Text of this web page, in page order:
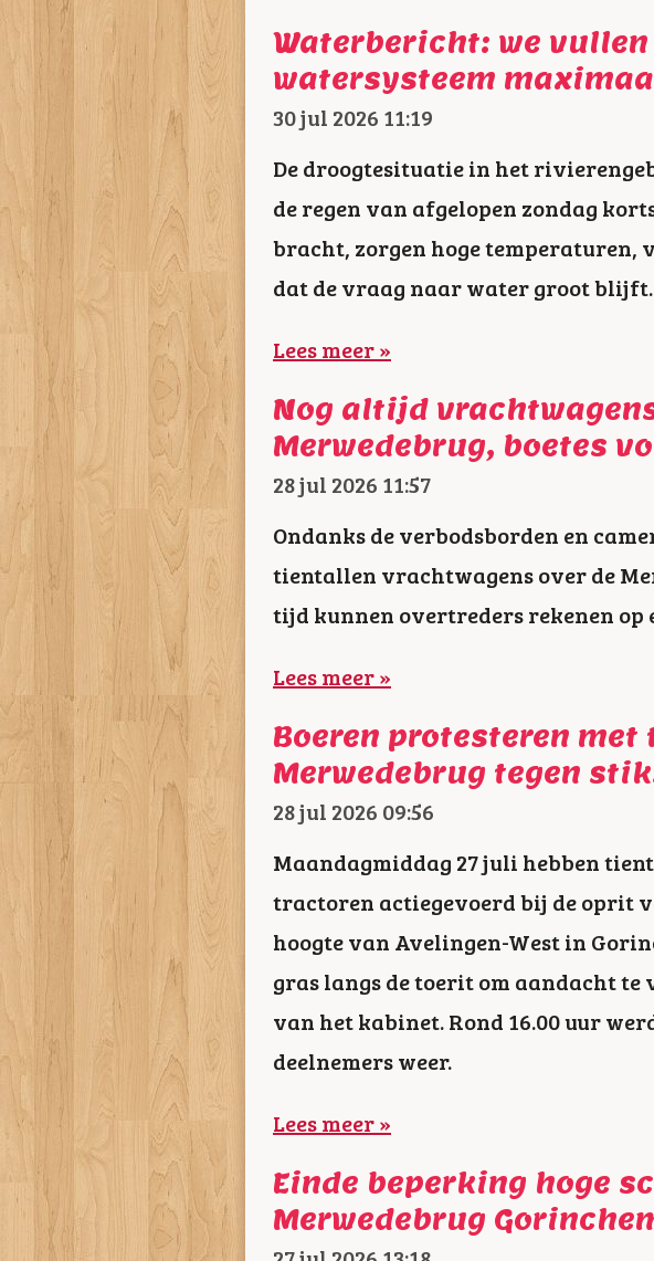
Waterbericht: we
watersysteem
30 jul 2026 11:19
De droogtesituatie in het
de regen van afgelopen zondag
bracht, zorgen hoge
dat de vraag naar water groot blijft.
Lees meer »
Nog altijd
Merwedebrug, boetes
28 jul 2026 11:57
Ondanks de verbodsborden en
tientallen vrachtwagens over de
tijd kunnen overtreders rekenen op
Lees meer »
Boeren protesteren
Merwedebrug tegen
28 jul 2026 09:56
Maandagmiddag 27 juli hebben
tractoren actiegevoerd bij de oprit
hoogte van Avelingen-West in
gras langs de toerit om aandacht
van het kabinet. Rond 16.00 uur
deelnemers weer.
Lees meer »
Einde beperking hoge
Merwedebrug